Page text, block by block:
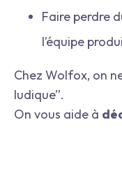
Faire perdre
l’équipe
Chez Wolfox, on
ludique”.
On vous aide à